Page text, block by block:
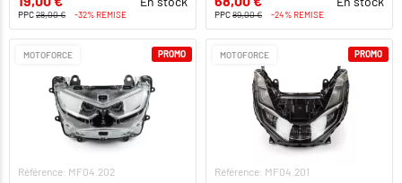
PPC28,00 € -32% REMISE PPC89,00 € -24% REMISE
MOTOFORCE
Référence: MF04.202
PROMO MOTOFORCE
Référence: MF04.201
PROMO